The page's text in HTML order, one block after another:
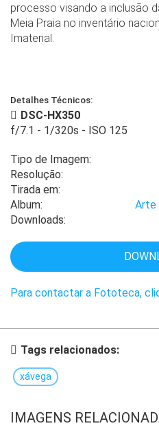
Detalhes Técnicos:
DSC-HX350
f/7.1 - 1/320s - ISO 125
Tipo de Imagem:
Resolução:
Tirada em:
Album:
Arte
Downloads:
Para contactar a Fototeca,
Tags relacionados:
xávega
processo visando a inclusão
Meia Praia no inventário
Imaterial.
IMAGENS